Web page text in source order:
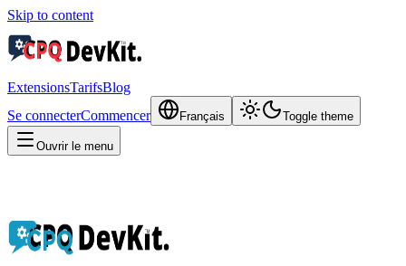
Skip to content
ExtensionsTarifsBlog
Se connecterCommencer Français Toggle theme
Ouvrir le menu